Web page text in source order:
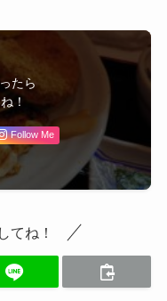
たら
！
Follow Me
てね！